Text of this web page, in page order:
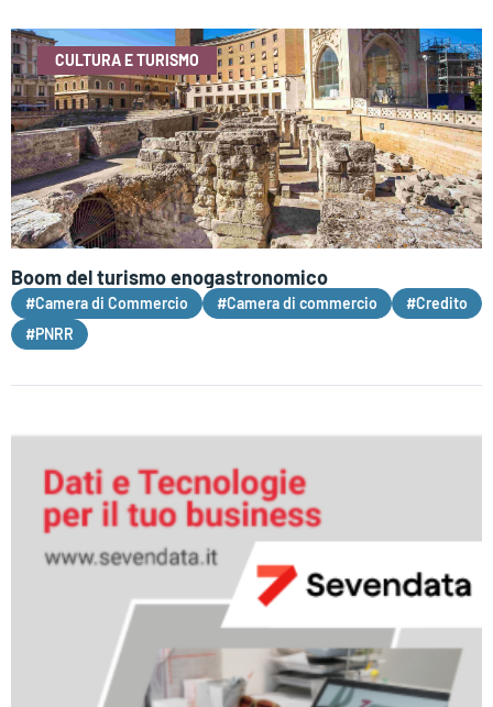
CULTURA E TURISMO
Boom del turismo enogastronomico
#Camera di Commercio #Camera di commercio
#Credito
#PNRR